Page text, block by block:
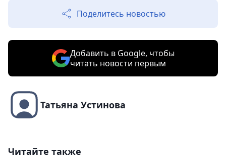
Поделитесь новостью
Добавить в Google, чтобы
читать новости первым
Татьяна Устинова
Читайте также